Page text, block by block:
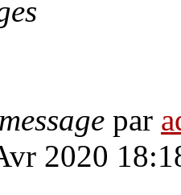
par
2020